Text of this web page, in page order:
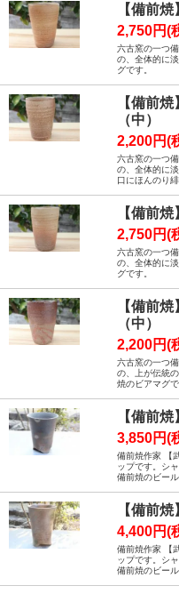
【備前
2,750円(
六古窯の一つ
の、全体的に
グです。
【備前
（中）
2,200円(
六古窯の一つ
の、全体的に
口にほんのり
【備前
2,750円(
六古窯の一つ
の、全体的に
グです。
【備前
（中）
2,200円(
六古窯の一つ
の、上が伝統
焼のビアマグで
【備前
3,850円(
備前焼作家 【
ップです。シ
備前焼のビール
【備前
4,400円(
備前焼作家 【
ップです。シ
備前焼のビール